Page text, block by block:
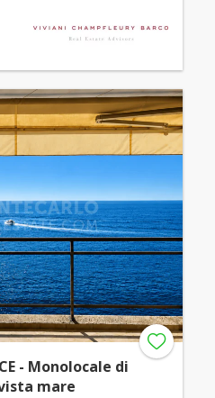
- Monolocale di
mare